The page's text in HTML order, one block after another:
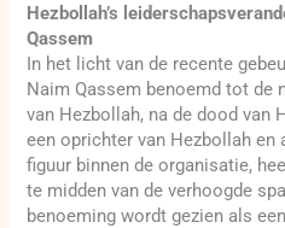
Hezbollah’s
Qassem
In het licht van de recente
Naim Qassem benoemd tot de
van Hezbollah, na de dood van
een oprichter van Hezbollah
figuur binnen de organisatie,
te midden van de verhoogde
benoeming wordt gezien als